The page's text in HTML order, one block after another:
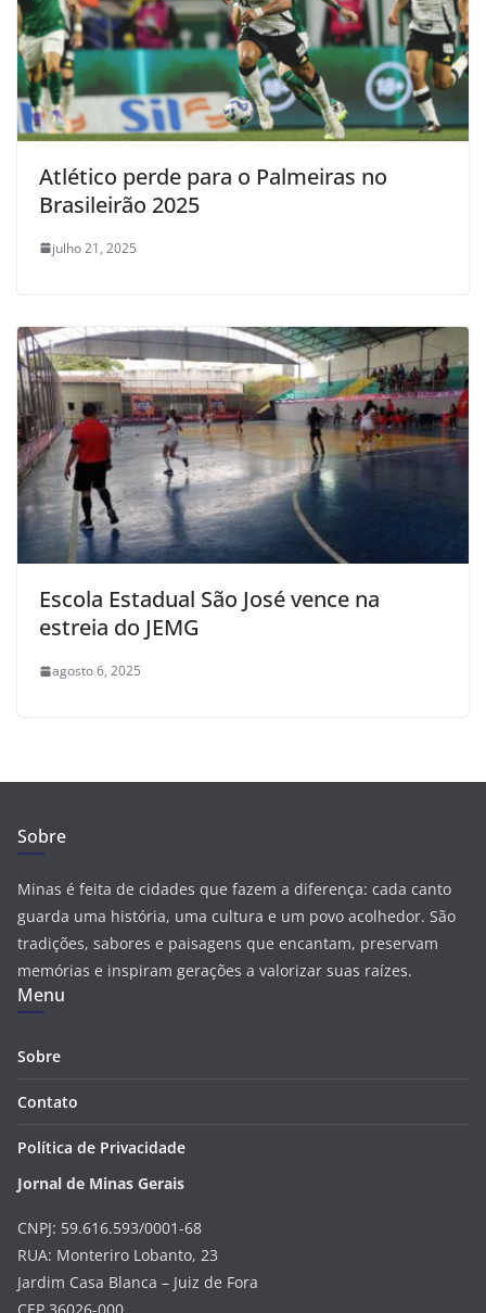
Atlético perde para o Palmeiras no
Brasileirão 2025
julho 21, 2025
Escola Estadual São José vence na
estreia do JEMG
agosto 6, 2025
Sobre
Minas é feita de cidades que fazem a diferença: cada canto
guarda uma história, uma cultura e um povo acolhedor. São
tradições, sabores e paisagens que encantam, preservam
memórias e inspiram gerações a valorizar suas raízes.
Menu
Sobre
Contato
Política de Privacidade
Jornal de Minas Gerais
CNPJ: 59.616.593/0001-68
RUA: Monteriro Lobanto, 23
Jardim Casa Blanca – Juiz de Fora